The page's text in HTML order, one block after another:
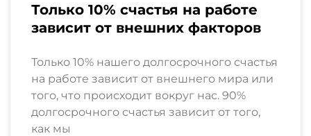
Только 10% счастья на работе
зависит от внешних факторов
Только 10% нашего долгосрочного счастья
на работе зависит от внешнего мира или
того, что происходит вокруг нас. 90%
долгосрочного счастья зависит от того,
как мы